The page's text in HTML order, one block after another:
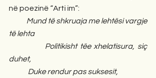
në poezinë “Arti im”:
të lehta
duhet,
             Duke rendur pas suksesit,